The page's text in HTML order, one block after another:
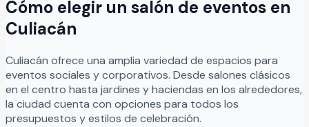
refleje exactamente lo que imaginas. Leer más
Cómo elegir un salón de eventos en
Culiacán
Culiacán ofrece una amplia variedad de espacios para
eventos sociales y corporativos. Desde salones clásicos
en el centro hasta jardines y haciendas en los alrededores,
la ciudad cuenta con opciones para todos los
presupuestos y estilos de celebración.